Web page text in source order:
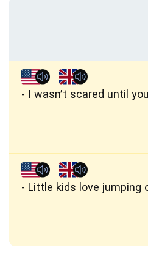
I wasn’t scared until
Little kids love jumping